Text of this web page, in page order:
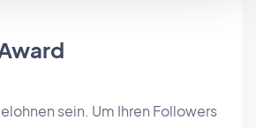
sein. Um Ihren Followers